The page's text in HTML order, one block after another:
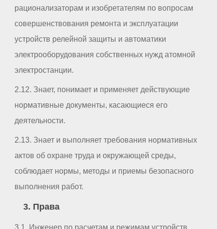
рационализаторам и изобретателям по вопросам
совершенствования ремонта и эксплуатации
устройств релейной защиты и автоматики
электрооборудования собственных нужд атомной
электростанции.
2.12. Знает, понимает и применяет действующие
нормативные документы, касающиеся его
деятельности.
2.13. Знает и выполняет требования нормативных
актов об охране труда и окружающей среды,
соблюдает нормы, методы и приемы безопасного
выполнения работ.
3. Права
3.1. Инженер по расчетам и режимам устройств